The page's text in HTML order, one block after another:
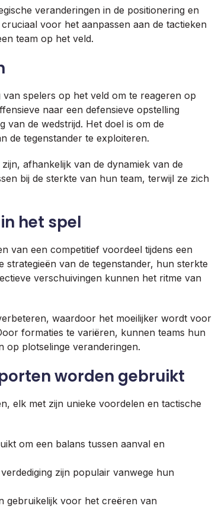
veranderingen in de positionering en
voor het aanpassen aan de tactieken
team op het veld.
spelers op het veld om te reageren op
naar een defensieve opstelling
van de wedstrijd. Het doel is om de
de tegenstander te exploiteren.
afhankelijk van de dynamiek van de
bij de sterkte van hun team, terwijl ze zich
het spel
van een competitief voordeel tijdens een
strategieën van de tegenstander, hun sterkte
verschuivingen kunnen het ritme van
waardoor het moeilijker wordt voor
formaties te variëren, kunnen teams hun
op plotselinge veranderingen.
worden gebruikt
elk met zijn unieke voordelen en tactische
om een balans tussen aanval en
zijn populair vanwege hun
gebruikelijk voor het creëren van